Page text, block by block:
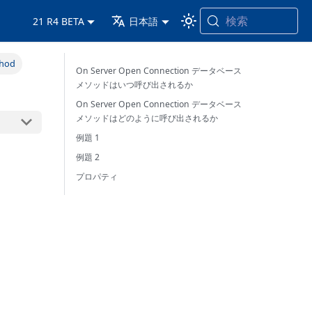
21 R4 BETA 日本語 検索
On Server Open Connection データベース
メソッドはいつ呼び出されるか
On Server Open Connection データベース
メソッドはどのように呼び出されるか
例題 1
例題 2
プロパティ